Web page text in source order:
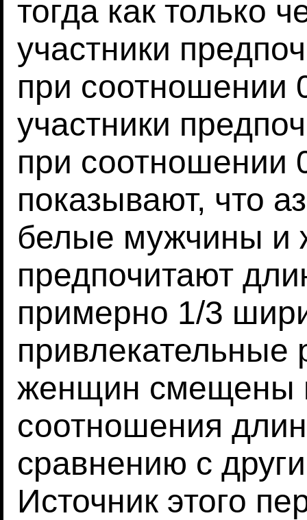
тогда как только
участники
при соотношении
участники
при соотношении
показывают, что
белые мужчины
предпочитают
примерно 1/3
привлекательные
женщин смещены
соотношения
сравнению с
Источник этого